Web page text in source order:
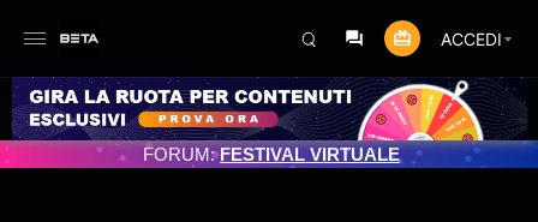
ACCEDI
PROGRAMMATO 3/07/2025
FORUM:FESTIVAL VIRTUALE